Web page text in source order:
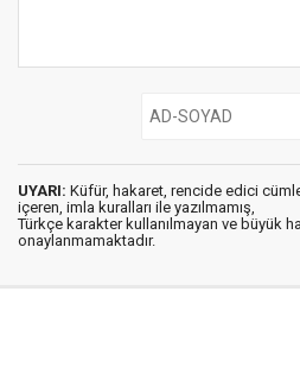
UYARI: Küfür, hakaret, rencide edici
içeren, imla kuralları ile yazılmamış,
Türkçe karakter kullanılmayan ve büyük
onaylanmamaktadır.